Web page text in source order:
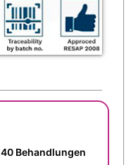
Behandlungen